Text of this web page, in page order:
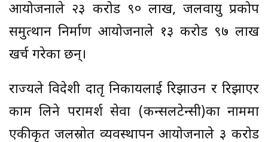
आयोजनाले २३ करोड ९० लाख, जलवायु प्रकोप
समुत्थान निर्माण आयोजनाले १३ करोड ९७ लाख
खर्च गरेका छन्।
राज्यले विदेशी दातृ निकायलाई रिझाउन र रिझाएर
काम लिने परामर्श सेवा (कन्सलटेन्सी)का नाममा
एकीकृत जलस्रोत व्यवस्थापन आयोजनाले ३ करोड